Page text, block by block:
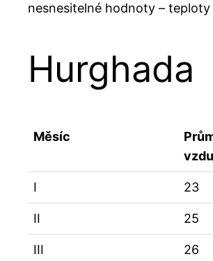
nesnesitelné hodnoty –
Hurghada
Měsíc
I 23
II 25
III 26